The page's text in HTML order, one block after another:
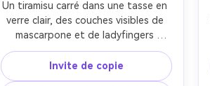
Un tiramisu carré dans une tasse en
verre clair, des couches visibles de
mascarpone et de ladyfingers
trempés de café, de la poudre de
cacao flottant légèrement dans l'air,
une table de café humorée avec une
Invite de copie